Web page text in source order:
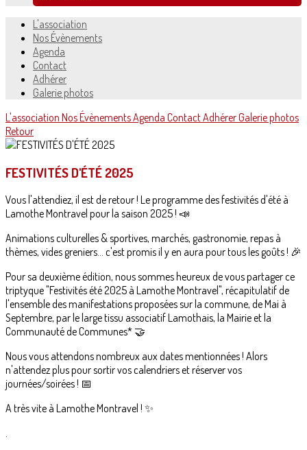
L'association
Nos Évènements
Agenda
Contact
Adhérer
Galerie photos
L'association Nos ÉvènementsAgenda ContactAdhérerGalerie photos
Retour
FESTIVITÉS D'ÉTÉ 2025
Vous l'attendiez, il est de retour ! Le programme des festivités d'été à
Lamothe Montravel pour la saison 2025 ! 📣
Animations culturelles & sportives, marchés, gastronomie, repas à
thèmes, vides greniers... c'est promis il y en aura pour tous les goûts ! 🎉
Pour sa deuxième édition, nous sommes heureux de vous partager ce
triptyque "Festivités été 2025 à Lamothe Montravel", récapitulatif de
l'ensemble des manifestations proposées sur la commune, de Mai à
Septembre, par le large tissu associatif Lamothais, la Mairie et la
Communauté de Communes* 🤝
Nous vous attendons nombreux aux dates mentionnées ! Alors
n'attendez plus pour sortir vos calendriers et réserver vos
journées/soirées ! 📅
A très vite à Lamothe Montravel ! ✨️
.